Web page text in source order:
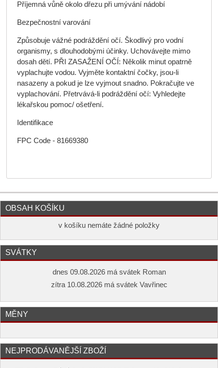
Příjemná vůně okolo dřezu při umývání nádobí
Bezpečnostní varování
Způsobuje vážné podráždění očí. Škodlivý pro vodní
organismy, s dlouhodobými účinky. Uchovávejte mimo
dosah dětí. PŘI ZASAŽENÍ OČÍ: Několik minut opatrně
vyplachujte vodou. Vyjměte kontaktní čočky, jsou-li
nasazeny a pokud je lze vyjmout snadno. Pokračujte ve
vyplachování. Přetrvává-li podráždění očí: Vyhledejte
lékařskou pomoc/ ošetření.
Identifikace
FPC Code - 81669380
OBSAH KOŠÍKU
v košíku nemáte žádné položky
SVÁTKY
dnes 09.08.2026 má svátek Roman
zítra 10.08.2026 má svátek Vavřinec
MĚNY
NEJPRODÁVANĚJŠÍ ZBOŽÍ